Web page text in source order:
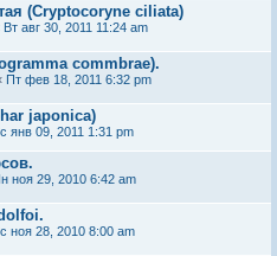
(Cryptocoryne ciliata)
Вт авг 30, 2011 11:24 am
commbrae).
Пт фев 18, 2011 6:32 pm
japonica)
янв 09, 2011 1:31 pm
ноя 29, 2010 6:42 am
ноя 28, 2010 8:00 am